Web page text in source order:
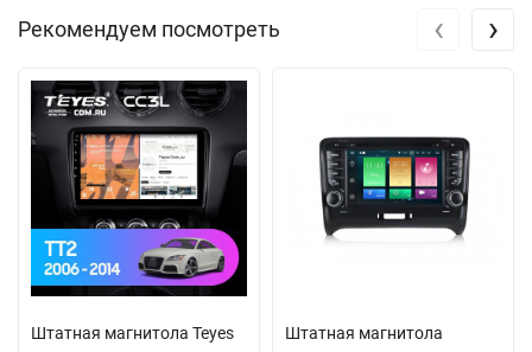
Рекомендуем посмотреть
Штатная магнитола Teyes
Штатная магнитола
‹ ›